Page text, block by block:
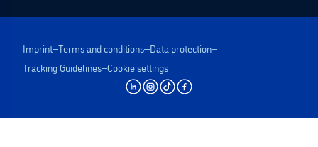
Imprint Terms and conditions Data protection
Tracking Guidelines Cookie settings